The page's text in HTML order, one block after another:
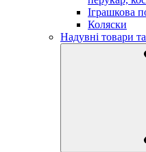
Іграшкова
Коляски
Надувні товари